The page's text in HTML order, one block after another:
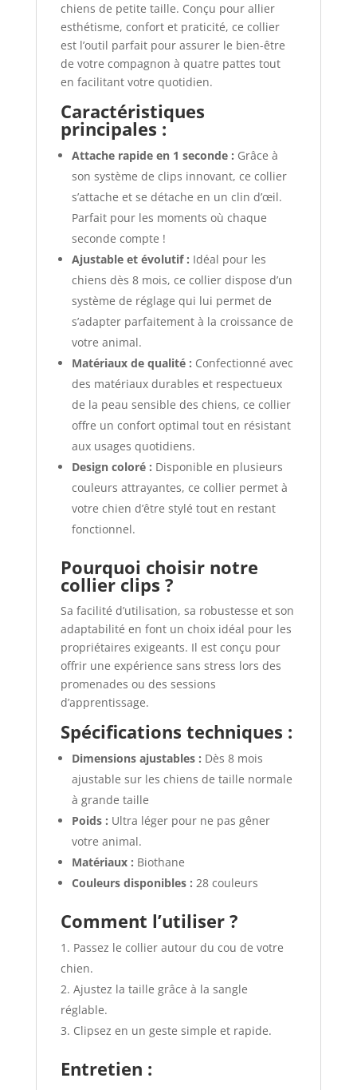
chiens de petite taille. Conçu pour allier
esthétisme, confort et praticité, ce collier
est l’outil parfait pour assurer le bien-être
de votre compagnon à quatre pattes tout
en facilitant votre quotidien.
Caractéristiques
principales :
Attache rapide en 1 seconde : Grâce à
son système de clips innovant, ce collier
s’attache et se détache en un clin d’œil.
Parfait pour les moments où chaque
seconde compte !
Ajustable et évolutif : Idéal pour les
chiens dès 8 mois, ce collier dispose d’un
système de réglage qui lui permet de
s’adapter parfaitement à la croissance de
votre animal.
Matériaux de qualité : Confectionné avec
des matériaux durables et respectueux
de la peau sensible des chiens, ce collier
offre un confort optimal tout en résistant
aux usages quotidiens.
Design coloré : Disponible en plusieurs
couleurs attrayantes, ce collier permet à
votre chien d’être stylé tout en restant
fonctionnel.
Pourquoi choisir notre
collier clips ?
Sa facilité d’utilisation, sa robustesse et son
adaptabilité en font un choix idéal pour les
propriétaires exigeants. Il est conçu pour
offrir une expérience sans stress lors des
promenades ou des sessions
d’apprentissage.
Spécifications techniques :
Dimensions ajustables : Dès 8 mois
ajustable sur les chiens de taille normale
à grande taille
Poids : Ultra léger pour ne pas gêner
votre animal.
Matériaux : Biothane
Couleurs disponibles : 28 couleurs
Comment l’utiliser ?
Passez le collier autour du cou de votre
chien.
Ajustez la taille grâce à la sangle
réglable.
Clipsez en un geste simple et rapide.
Entretien :